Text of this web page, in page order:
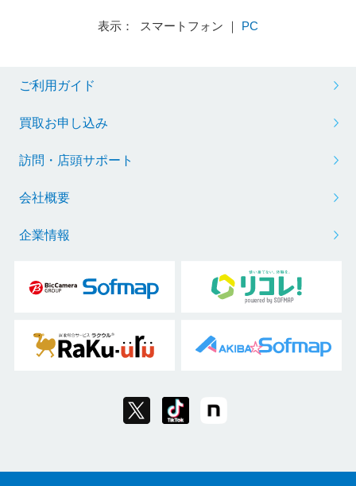
表示： スマートフォン ｜ PC
ご利用ガイド
買取お申し込み
訪問・店頭サポート
会社概要
企業情報